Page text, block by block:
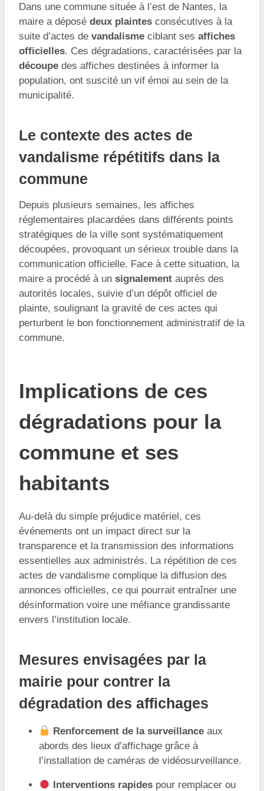
Dans une commune située à l’est de Nantes, la
maire a déposé deux plaintes consécutives à la
suite d’actes de vandalisme ciblant ses affiches
officielles. Ces dégradations, caractérisées par la
découpe des affiches destinées à informer la
population, ont suscité un vif émoi au sein de la
municipalité.
Le contexte des actes de
vandalisme répétitifs dans la
commune
Depuis plusieurs semaines, les affiches
réglementaires placardées dans différents points
stratégiques de la ville sont systématiquement
découpées, provoquant un sérieux trouble dans la
communication officielle. Face à cette situation, la
maire a procédé à un signalement auprès des
autorités locales, suivie d’un dépôt officiel de
plainte, soulignant la gravité de ces actes qui
perturbent le bon fonctionnement administratif de la
commune.
Implications de ces
dégradations pour la
commune et ses
habitants
Au-delà du simple préjudice matériel, ces
événements ont un impact direct sur la
transparence et la transmission des informations
essentielles aux administrés. La répétition de ces
actes de vandalisme complique la diffusion des
annonces officielles, ce qui pourrait entraîner une
désinformation voire une méfiance grandissante
envers l’institution locale.
Mesures envisagées par la
mairie pour contrer la
dégradation des affichages
Renforcement de la surveillance aux
abords des lieux d’affichage grâce à
l’installation de caméras de vidéosurveillance.
Interventions rapides pour remplacer ou